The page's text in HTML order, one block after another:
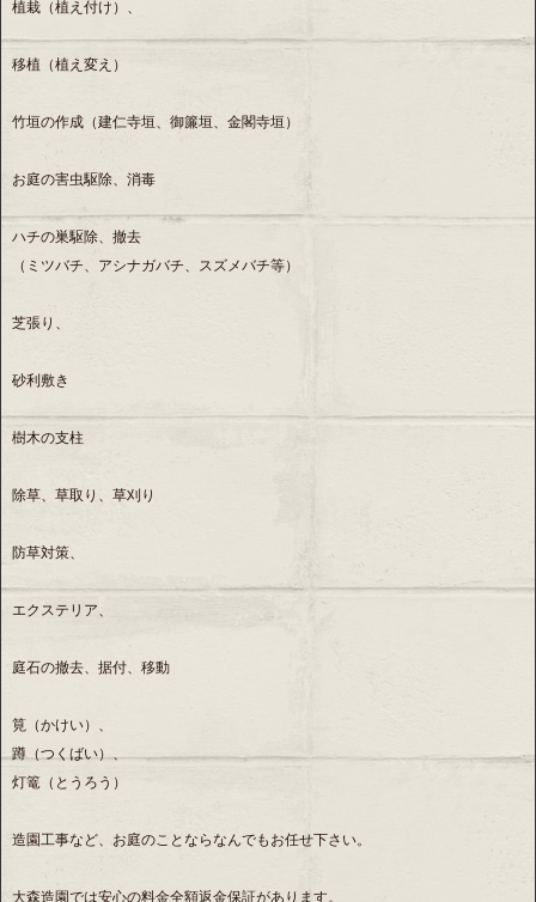
植栽（植え付け）、
移植（植え変え）
竹垣の作成（建仁寺垣、御簾垣、金閣寺垣）
お庭の害虫駆除、消毒
ハチの巣駆除、撤去
（ミツバチ、アシナガバチ、スズメバチ等）
芝張り、
砂利敷き
樹木の支柱
除草、草取り、草刈り
防草対策、
エクステリア、
庭石の撤去、据付、移動
筧（かけい）、
蹲（つくばい）、
灯篭（とうろう）
造園工事など、お庭のことならなんでもお任せ下さい。
大森造園では安心の料金全額返金保証があります。